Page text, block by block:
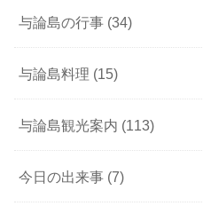
与論島の行事 (34)
与論島料理 (15)
与論島観光案内 (113)
今日の出来事 (7)